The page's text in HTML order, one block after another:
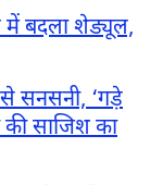
में बदला शेड्यूल,
से सनसनी, ‘गड़े
की साजिश का